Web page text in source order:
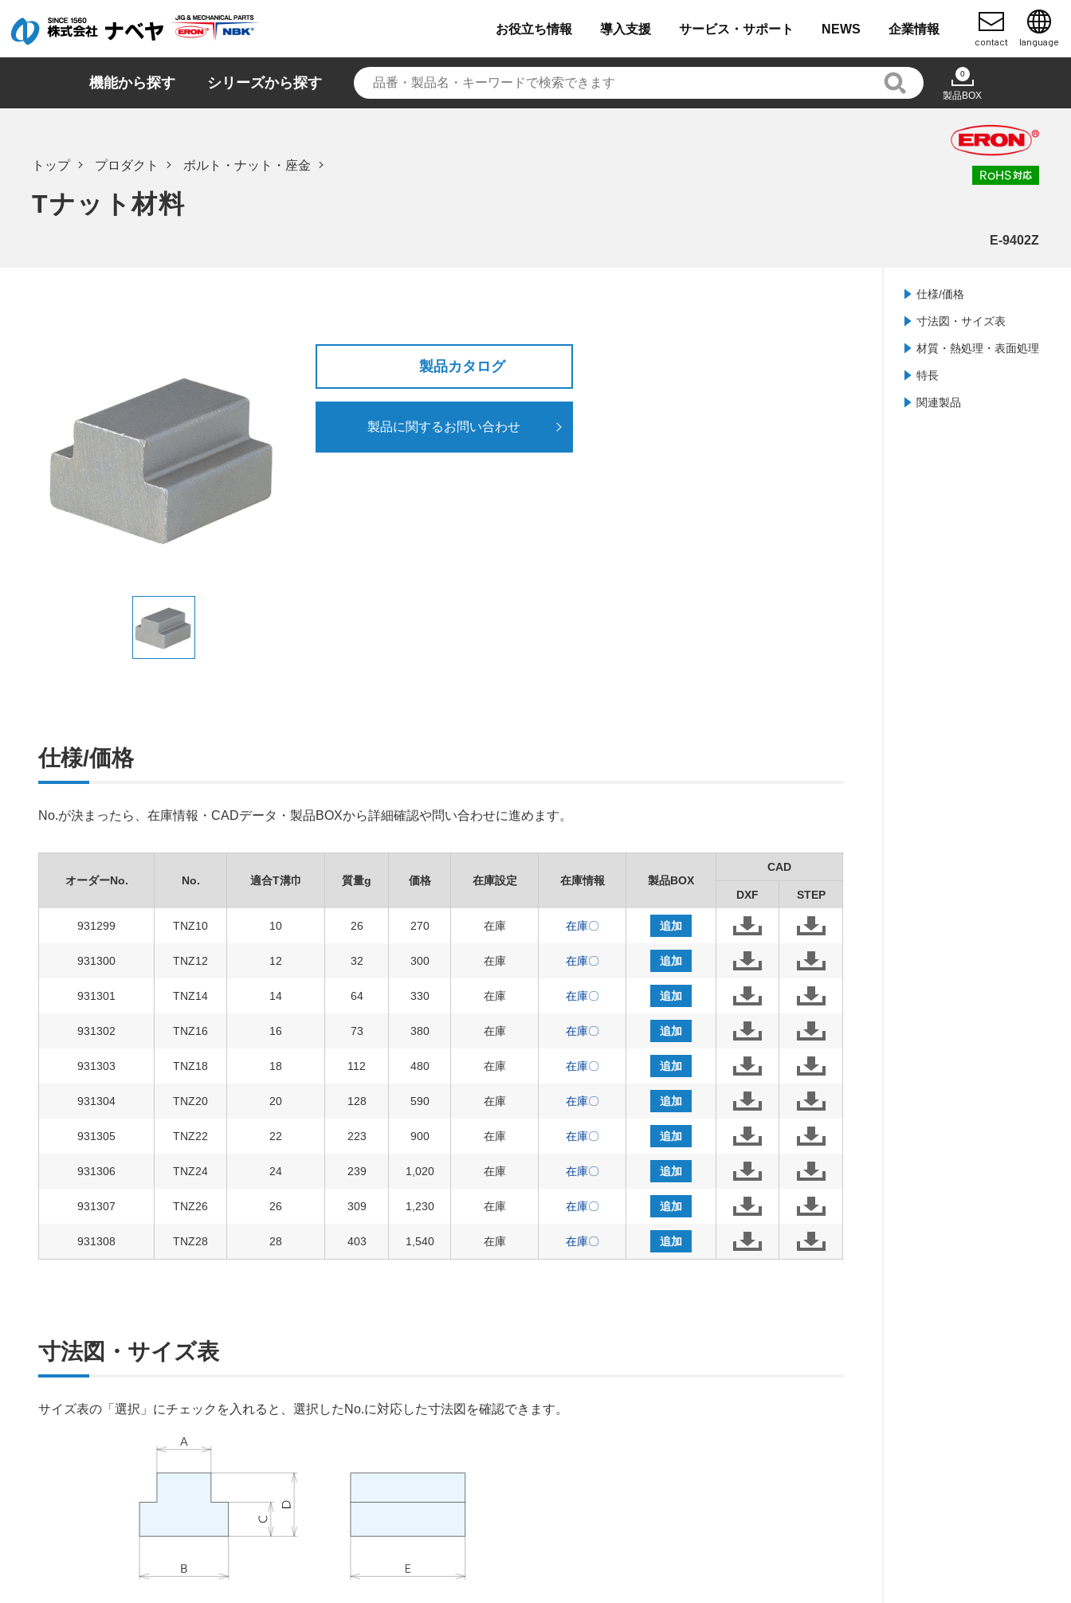
お役立ち情報 導入支援 サービス・ サポート NEWS 企業情報
contact language
機能から探す シリーズから探す
0
製品BOX
トップ プロダクト ボルト・ナット・座金
Tナット材料
E-9402Z
仕様/価格
寸法図・サイズ表
材質・熱処理・表面処理
特長
関連製品
製品カタログ
製品に関するお問い合わせ
仕様/価格
No.が決まったら、在庫情報・CADデータ・製品BOXから詳細確認や問い合わせに進めます。
オーダーNo. No. 適合T溝巾 質量g 価格 在庫設定 在庫情報 製品BOX
CAD
DXF STEP
931299 TNZ10 10 26 270 在庫 在庫〇 追加
931300 TNZ12 12 32 300 在庫 在庫〇 追加
931301 TNZ14 14 64 330 在庫 在庫〇 追加
931302 TNZ16 16 73 380 在庫 在庫〇 追加
931303 TNZ18 18 112 480 在庫 在庫〇 追加
931304 TNZ20 20 128 590 在庫 在庫〇 追加
931305 TNZ22 22 223 900 在庫 在庫〇 追加
931306 TNZ24 24 239 1,020 在庫 在庫〇 追加
931307 TNZ26 26 309 1,230 在庫 在庫〇 追加
931308 TNZ28 28 403 1,540 在庫 在庫〇 追加
寸法図・サイズ表
サイズ表の「選択」にチェックを入れると、選択したNo.に対応した寸法図を確認できます。